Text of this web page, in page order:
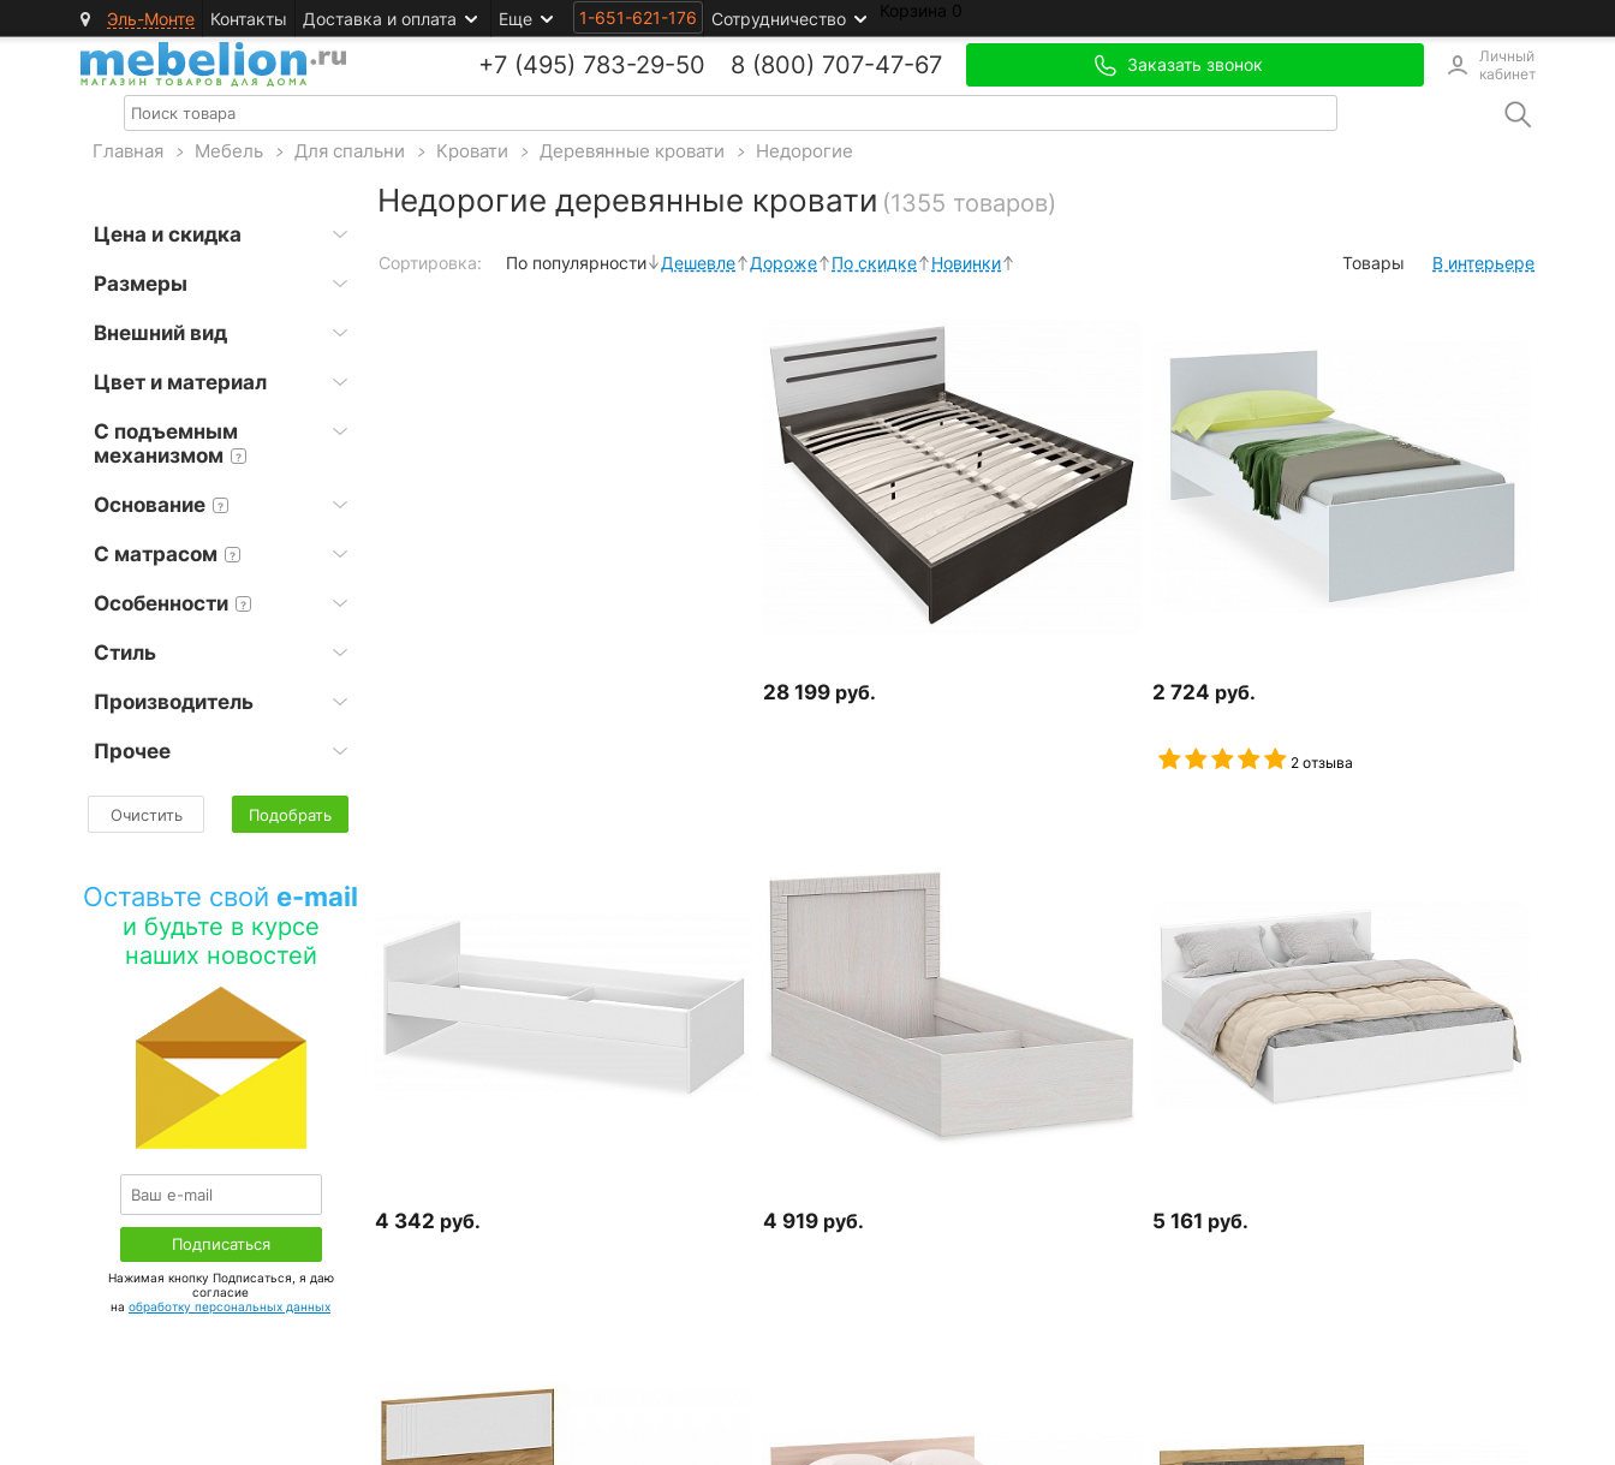
Эль-Монте Контакты Доставка и оплата Еще 1-651-621-176 Сотрудничество Корзина 0
+7 (495) 783-29-50 8 (800) 707-47-67 Заказать звонок
Личный
кабинет
Главная > Мебель > Для спальни > Кровати > Деревянные кровати > Недорогие
Цена и скидка
Размеры
Внешний вид
Цвет и материал
С подъемным
механизмом
?
Основание ?
С матрасом ?
Особенности ?
Стиль
Производитель
Прочее
Очистить Подобрать
Оставьте свой e-mail
и будьте в курсе
наших новостей
Нажимая кнопку Подписаться, я даю
соглаcие
на обработку персональных данных
Недорогие деревянные кровати (1355 товаров)
Сортировка: По популярности Дешевле Дороже По скидке Новинки Товары В интерьере
28 199 руб. 2 724 руб.
2 отзыва
4 342 руб. 4 919 руб. 5 161 руб.